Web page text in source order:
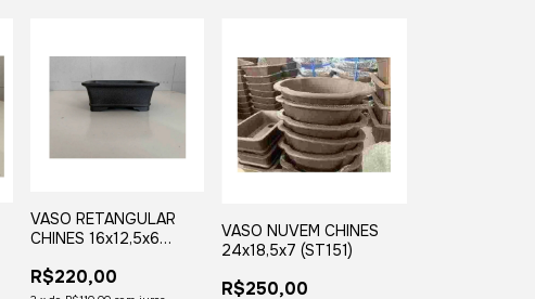
VASO RETANGULAR
CHINES 16x12,5x6
R$220,00
VASO NUVEM CHINES
24x18,5x7 (ST151)
R$250,00